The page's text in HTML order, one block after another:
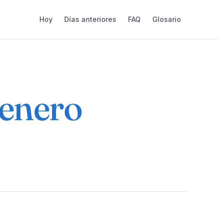
Hoy Días anteriores FAQ Glosario